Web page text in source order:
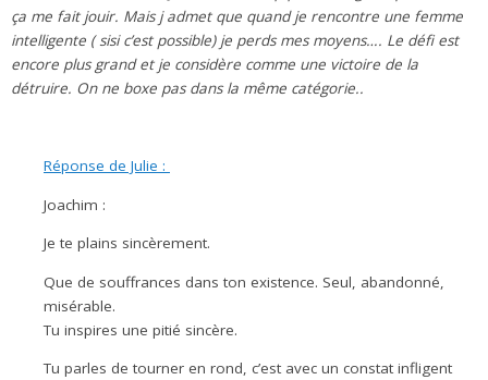
ça me fait jouir. Mais j admet que quand je rencontre une femme
intelligente ( sisi c’est possible) je perds mes moyens…. Le défi est
encore plus grand et je considère comme une victoire de la
détruire. On ne boxe pas dans la même catégorie..
Réponse de Julie :
Joachim :
Je te plains sincèrement.
Que de souffrances dans ton existence. Seul, abandonné,
misérable.
Tu inspires une pitié sincère.
Tu parles de tourner en rond, c’est avec un constat infligent